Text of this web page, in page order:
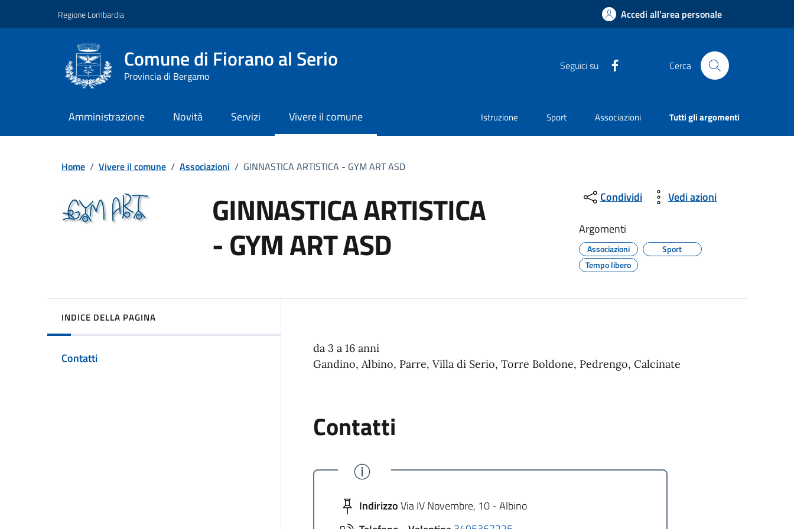
Regione Lombardia Accedi all'area personale
Comune di Fiorano al Serio
Provincia di Bergamo
Seguici su Cerca
Amministrazione Novità Servizi Vivere il comune Istruzione Sport Associazioni Tutti gli argomenti
Home / Vivere il comune / Associazioni / GINNASTICA ARTISTICA - GYM ART ASD
GINNASTICA ARTISTICA
- GYM ART ASD
Condividi
Vedi azioni
Argomenti
Associazioni
Sport
Tempo libero
INDICE DELLA PAGINA
Contatti
da 3 a 16 anni
Gandino, Albino, Parre, Villa di Serio, Torre Boldone, Pedrengo, Calcinate
Contatti
IndirizzoVia IV Novembre, 10 - Albino